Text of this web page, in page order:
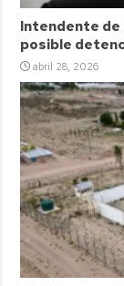
Intendente
posible
abril 28, 2026